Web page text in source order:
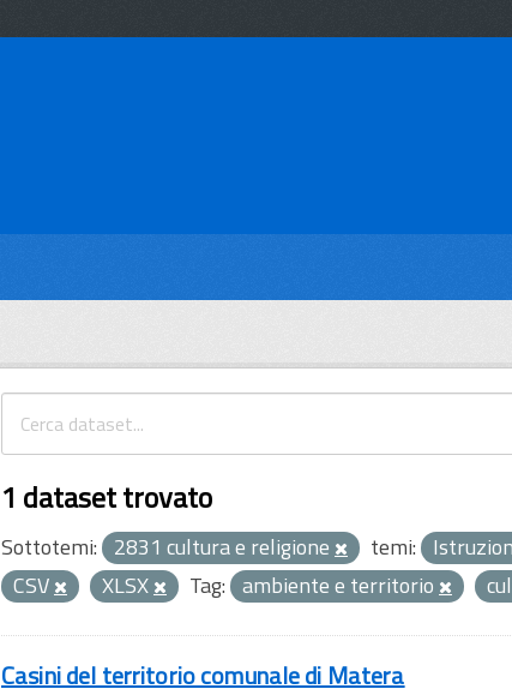
1 dataset trovato
Sottotemi: 2831 cultura e religione temi:
CSV
XLSX Tag: ambiente e territorio
Casini del territorio comunale di Matera